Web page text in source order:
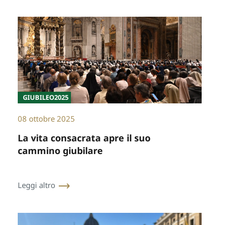
GIUBILEO2025
08 ottobre 2025
La vita consacrata apre il suo
cammino giubilare
Leggi altro